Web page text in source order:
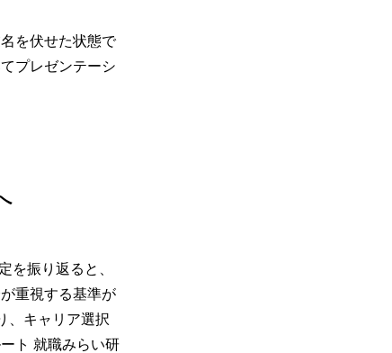
を伏せた状態で
プレゼンテーシ
を振り返ると、
重視する基準が
、キャリア選択
ト 就職みらい研